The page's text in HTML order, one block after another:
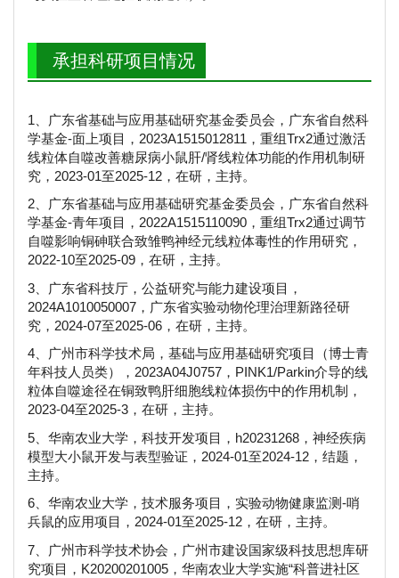
承担科研项目情况
1、广东省基础与应用基础研究基金委员会，广东省自然科
学基金-面上项目，2023A1515012811，重组Trx2通过激活
线粒体自噬改善糖尿病小鼠肝/肾线粒体功能的作用机制研
究，2023-01至2025-12，在研，主持。
2、广东省基础与应用基础研究基金委员会，广东省自然科
学基金-青年项目，2022A1515110090，重组Trx2通过调节
自噬影响铜砷联合致雏鸭神经元线粒体毒性的作用研究，
2022-10至2025-09，在研，主持。
3、广东省科技厅，公益研究与能力建设项目，
2024A1010050007，广东省实验动物伦理治理新路径研
究，2024-07至2025-06，在研，主持。
4、广州市科学技术局，基础与应用基础研究项目（博士青
年科技人员类），2023A04J0757，PINK1/Parkin介导的线
粒体自噬途径在铜致鸭肝细胞线粒体损伤中的作用机制，
2023-04至2025-3，在研，主持。
5、华南农业大学，科技开发项目，h20231268，神经疾病
模型大小鼠开发与表型验证，2024-01至2024-12，结题，
主持。
6、华南农业大学，技术服务项目，实验动物健康监测-哨
兵鼠的应用项目，2024-01至2025-12，在研，主持。
7、广州市科学技术协会，广州市建设国家级科技思想库研
究项目，K20200201005，华南农业大学实施“科普进社区